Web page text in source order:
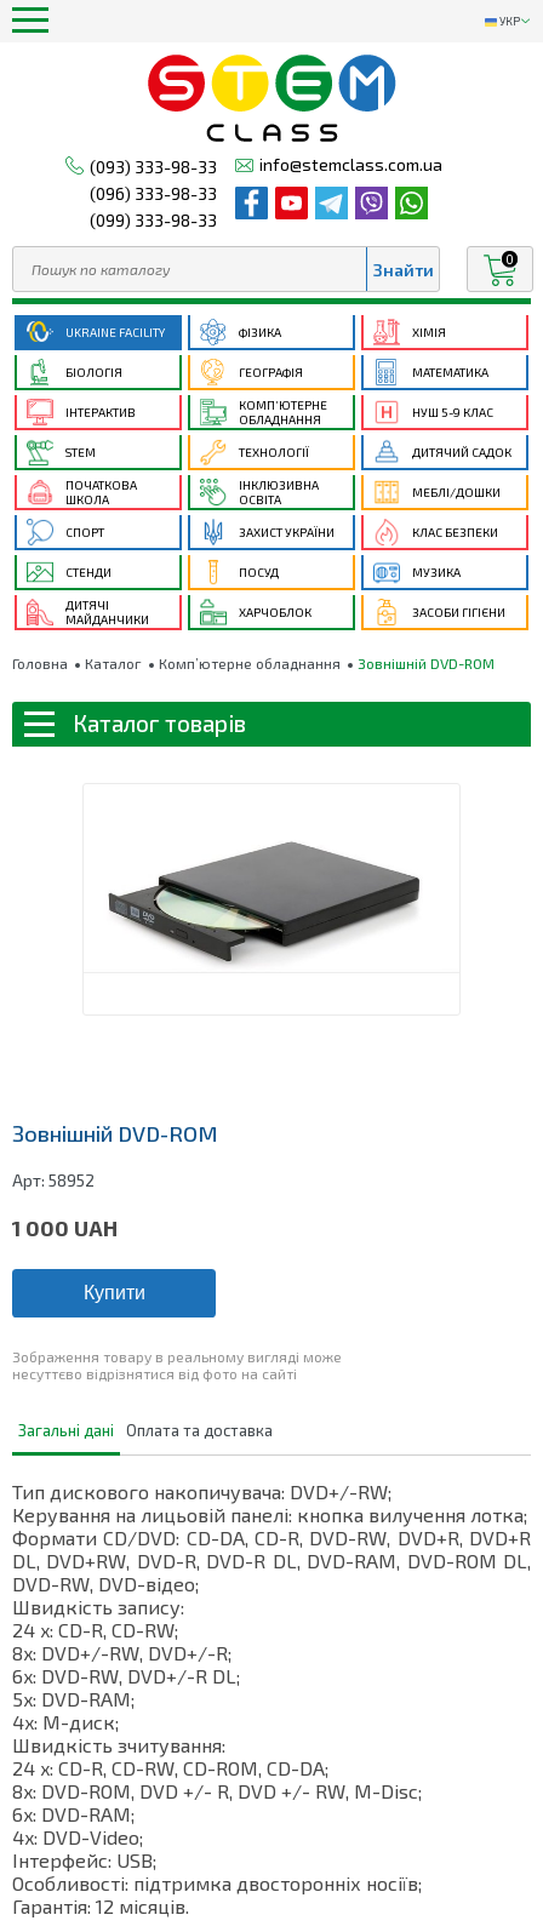
УКР
(093) 333-98-33
(096) 333-98-33
(099) 333-98-33
info@stemclass.com.ua
0
UKRAINE FACILITY ФІЗИКА ХІМІЯ
БІОЛОГІЯ ГЕОГРАФІЯ МАТЕМАТИКА
ІНТЕРАКТИВ
КОМП’ЮТЕРНЕ
ОБЛАДНАННЯ
НУШ 5-9 КЛАС
STEM ТЕХНОЛОГІЇ ДИТЯЧИЙ САДОК
ПОЧАТКОВА
ШКОЛА
ІНКЛЮЗИВНА
ОСВІТА
МЕБЛІ/ДОШКИ
СПОРТ ЗАХИСТ УКРАЇНИ КЛАС БЕЗПЕКИ
СТЕНДИ ПОСУД МУЗИКА
ДИТЯЧІ
МАЙДАНЧИКИ
ХАРЧОБЛОК ЗАСОБИ ГІГІЄНИ
Головна Каталог Комп’ютерне обладнання Зовнішній DVD-ROM
Каталог товарів
Зовнішній DVD-ROM
Арт: 58952
1 000 UAH
Купити
Зображення товару в реальному вигляді може
несуттєво відрізнятися від фото на сайті
Загальні дані Оплата та доставка
Тип дискового накопичувача: DVD+/-RW;
Керування на лицьовій панелі: кнопка вилучення лотка;
Формати CD/DVD: CD-DA, CD-R, DVD-RW, DVD+R, DVD+R
DL, DVD+RW, DVD-R, DVD-R DL, DVD-RAM, DVD-ROM DL,
DVD-RW, DVD-відео;
Швидкість запису:
24 x: CD-R, CD-RW;
8x: DVD+/-RW, DVD+/-R;
6x: DVD-RW, DVD+/-R DL;
5x: DVD-RAM;
4x: M-диск;
Швидкість зчитування:
24 x: CD-R, CD-RW, CD-ROM, CD-DA;
8x: DVD-ROM, DVD +/- R, DVD +/- RW, M-Disc;
6x: DVD-RAM;
4x: DVD-Video;
Інтерфейс: USB;
Особливості: підтримка двосторонніх носіїв;
Гарантія: 12 місяців.